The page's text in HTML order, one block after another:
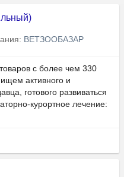
ВЕТЗООБАЗАР
с более чем 330
активного и
готового развиваться
курортное лечение: